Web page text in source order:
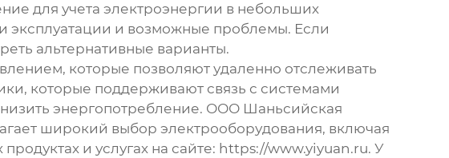
для учета электроэнергии в небольших
эксплуатации и возможные проблемы. Если
альтернативные варианты.
которые позволяют удаленно отслеживать
которые поддерживают связь с системами
энергопотребление. ООО Шаньсийская
широкий выбор электрооборудования, включая
и услугах на сайте: https://www.yiyuan.ru. У